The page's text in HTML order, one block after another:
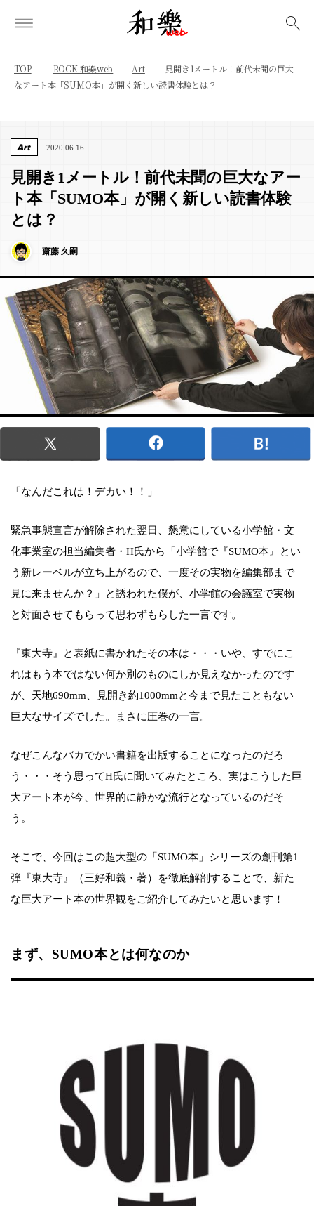
TOP ROCK 和樂web Art
見開き1メートル！前代未聞の巨大
なアート本「SUMO本」が開く新しい読書体験とは？
Art 2020.06.16
見開き1メートル！前代未聞の巨大なアー
ト本「SUMO本」が開く新しい読書体験
とは？
齋藤 久嗣
「なんだこれは！デカい！！」
緊急事態宣言が解除された翌日、懇意にしている小学館・文
化事業室の担当編集者・H氏から「小学館で『SUMO本』とい
う新レーベルが立ち上がるので、一度その実物を編集部まで
見に来ませんか？」と誘われた僕が、小学館の会議室で実物
と対面させてもらって思わずもらした一言です。
『東大寺』と表紙に書かれたその本は・・・いや、すでにこ
れはもう本ではない何か別のものにしか見えなかったのです
が、天地690mm、見開き約1000mmと今まで見たこともない
巨大なサイズでした。まさに圧巻の一言。
なぜこんなバカでかい書籍を出版することになったのだろ
う・・・そう思ってH氏に聞いてみたところ、実はこうした巨
大アート本が今、世界的に静かな流行となっているのだそ
う。
そこで、今回はこの超大型の「SUMO本」シリーズの創刊第1
弾『東大寺』（三好和義・著）を徹底解剖することで、新た
な巨大アート本の世界観をご紹介してみたいと思います！
まず、SUMO本とは何なのか